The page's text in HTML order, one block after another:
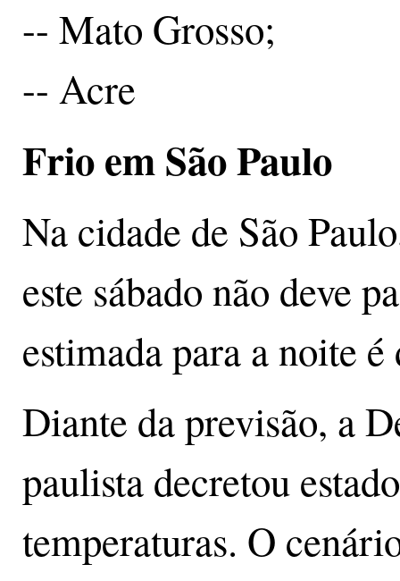
-- Mato Grosso;
-- Acre
Frio em São Paulo
Na cidade de São
este sábado não deve
estimada para a noite é
Diante da previsão, a
paulista decretou
temperaturas. O